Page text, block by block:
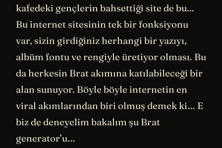
kafedeki gençlerin bahsettiği site de bu...
Bu internet sitesinin tek bir fonksiyonu
var, sizin girdiğiniz herhangi bir yazıyı,
albüm fontu ve rengiyle üretiyor olması. Bu
da herkesin Brat akımına katılabileceği bir
alan sunuyor. Böyle böyle internetin en
viral akımlarından biri olmuş demek ki… E
biz de deneyelim bakalım şu Brat
generator’u…